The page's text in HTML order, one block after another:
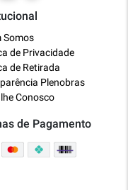
Somos
de Privacidade
de Retirada
Plenobras
Conosco
de Pagamento